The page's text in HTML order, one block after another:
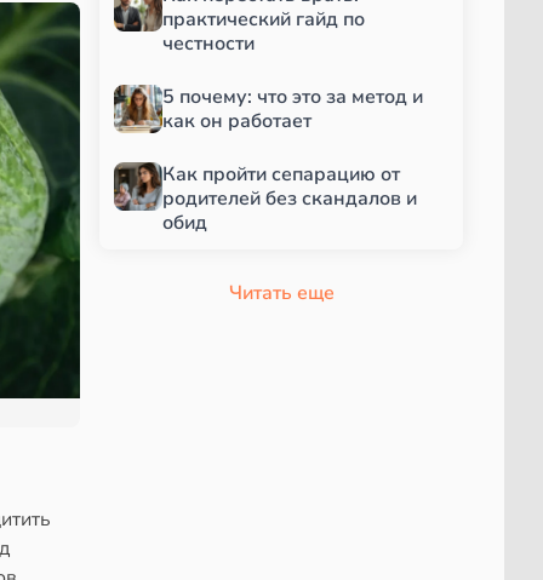
практический гайд по
честности
5 почему: что это за метод и
как он работает
Как пройти сепарацию от
родителей без скандалов и
обид
Читать еще